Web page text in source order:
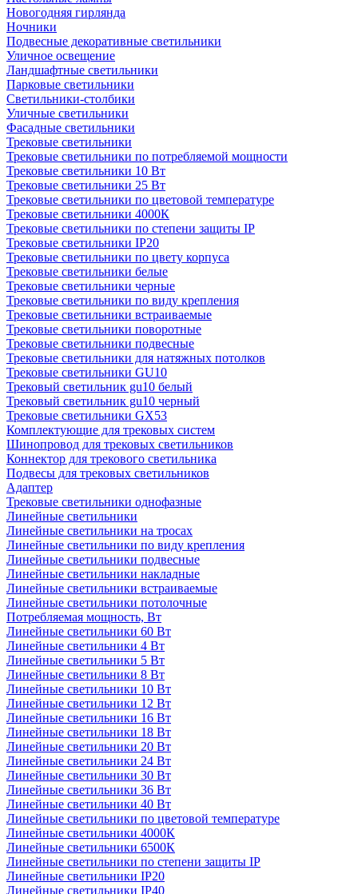
Новогодняя гирлянда
Ночники
Подвесные декоративные светильники
Уличное освещение
Ландшафтные светильники
Парковые светильники
Светильники-столбики
Уличные светильники
Фасадные светильники
Трековые светильники
Трековые светильники по потребляемой мощности
Трековые светильники 10 Вт
Трековые светильники 25 Вт
Трековые светильники по цветовой температуре
Трековые светильники 4000К
Трековые светильники по степени защиты IP
Трековые светильники IP20
Трековые светильники по цвету корпуса
Трековые светильники белые
Трековые светильники черные
Трековые светильники по виду крепления
Трековые светильники встраиваемые
Трековые светильники поворотные
Трековые светильники подвесные
Трековые светильники для натяжных потолков
Трековые светильники GU10
Трековый светильник gu10 белый
Трековый светильник gu10 черный
Трековые светильники GX53
Комплектующие для трековых систем
Шинопровод для трековых светильников
Коннектор для трекового светильника
Подвесы для трековых светильников
Адаптер
Трековые светильники однофазные
Линейные светильники
Линейные светильники на тросах
Линейные светильники по виду крепления
Линейные светильники подвесные
Линейные светильники накладные
Линейные светильники встраиваемые
Линейные светильники потолочные
Потребляемая мощность, Вт
Линейные светильники 60 Вт
Линейные светильники 4 Вт
Линейные светильники 5 Вт
Линейные светильники 8 Вт
Линейные светильники 10 Вт
Линейные светильники 12 Вт
Линейные светильники 16 Вт
Линейные светильники 18 Вт
Линейные светильники 20 Вт
Линейные светильники 24 Вт
Линейные светильники 30 Вт
Линейные светильники 36 Вт
Линейные светильники 40 Вт
Линейные светильники по цветовой температуре
Линейные светильники 4000К
Линейные светильники 6500К
Линейные светильники по степени защиты IP
Линейные светильники IP20
Линейные светильники IP40